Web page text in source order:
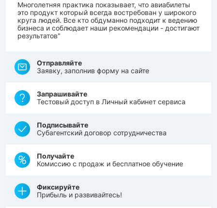
Многолетняя практика показывает, что авиабилеты
это продукт который всегда востребован у широкого
круга людей. Все кто обдуманно подходит к ведению
бизнеса и соблюдает наши рекомендации - достигают
результатов"
Отправляйте
Заявку, заполнив форму на сайте
Запрашивайте
Тестовый доступ в Личный кабинет сервиса
Подписывайте
Субагентский договор сотрудничества
Получайте
Комиссию с продаж и бесплатное обучение
Фиксируйте
Прибыль и развивайтесь!